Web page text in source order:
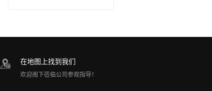
在地图上找到我们
欢迎阁下莅临公司参观指导！